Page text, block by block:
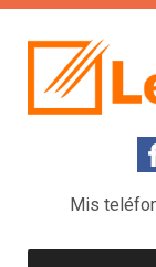
Mis